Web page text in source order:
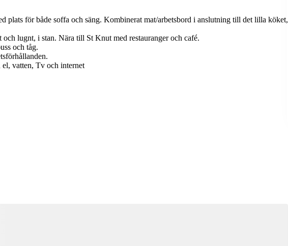
plats för både soffa och säng. Kombinerat mat/arbetsbord i anslutning till det lilla köket,
lugnt, i stan. Nära till St Knut med restauranger och café.
och tåg.
vatten, Tv och internet